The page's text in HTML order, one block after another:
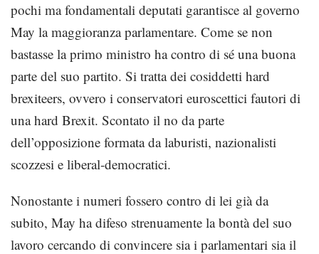
pochi ma fondamentali deputati garantisce al governo
May la maggioranza parlamentare. Come se non
bastasse la primo ministro ha contro di sé una buona
parte del suo partito. Si tratta dei cosiddetti hard
brexiteers, ovvero i conservatori euroscettici fautori di
una hard Brexit. Scontato il no da parte
dell’opposizione formata da laburisti, nazionalisti
scozzesi e liberal-democratici.
Nonostante i numeri fossero contro di lei già da
subito, May ha difeso strenuamente la bontà del suo
lavoro cercando di convincere sia i parlamentari sia il